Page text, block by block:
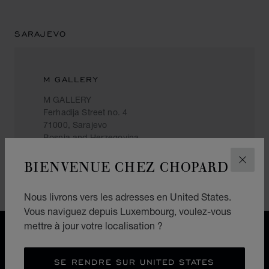
BIENVENUE CHEZ CHOPARD
Nous livrons vers les adresses en United States.
Vous naviguez depuis Luxembourg, voulez-vous
mettre à jour votre localisation ?
SE RENDRE SUR UNITED STATES
SARAJEVO
M GALLERY
M GALLERY
Ferhadija Street no. 4
71000, Sarajevo
Bosnia and Herzegovina
LIVRAISON OFFERTE
RETOURS & ÉCHANGES